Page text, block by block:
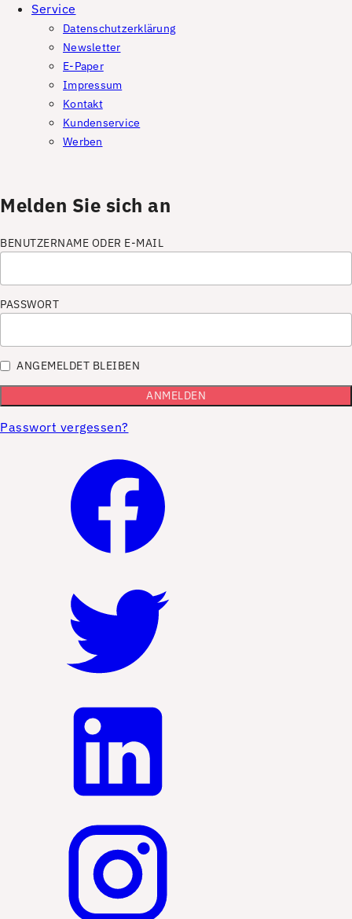
Service
Datenschutzerklärung
Newsletter
E-Paper
Impressum
Kontakt
Kundenservice
Werben
Melden Sie sich an
BENUTZERNAME ODER E-MAIL
PASSWORT
ANGEMELDET BLEIBEN
Passwort vergessen?